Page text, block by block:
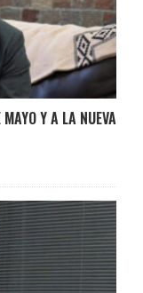
Y A LA NUEVA